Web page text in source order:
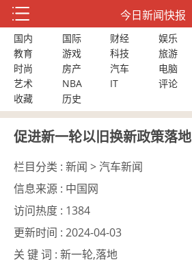
今日新闻快报
国内 国际 财经 娱乐
教育
游戏 科技 旅游
时尚
房产 汽车 电脑
艺术
NBA IT 评论
收藏
历史
促进新一轮以旧换新政策落地
栏目分类 : 新闻 > 汽车新闻
信息来源 : 中国网
访问热度 : 1384
更新时间 : 2024-04-03
关 键 词 : 新一轮,落地